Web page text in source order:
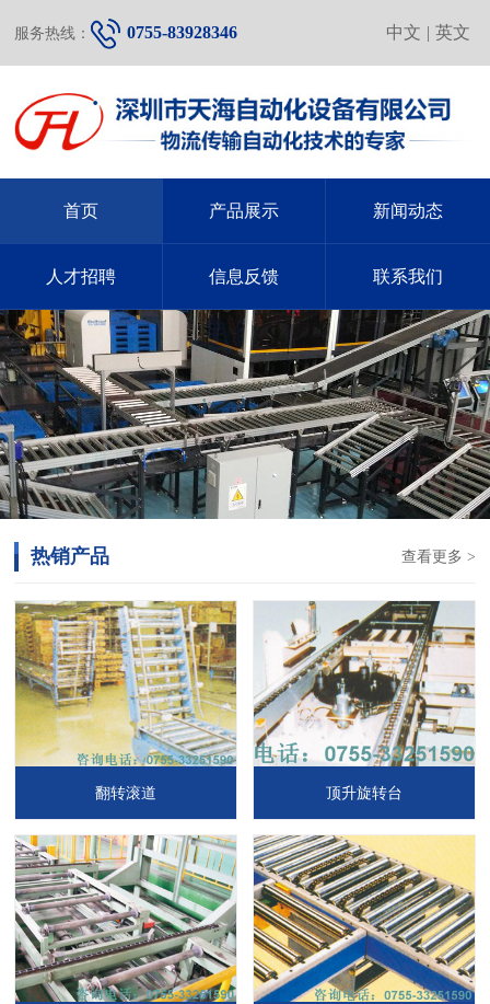
中文 | 英文
服务热线： 0755-83928346
首页 产品展示 新闻动态
人才招聘 信息反馈 联系我们
查看更多 >
热销产品
翻转滚道 顶升旋转台